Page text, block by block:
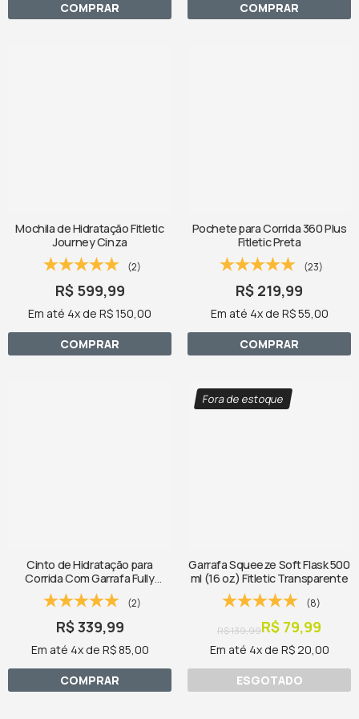
COMPRAR COMPRAR
Mochila de Hidratação Fitletic
Journey Cinza
(2)
R$ 599,99
Em até 4x de R$ 150,00
COMPRAR
Pochete para Corrida 360 Plus
Fitletic Preta
(23)
R$ 219,99
Em até 4x de R$ 55,00
COMPRAR
Cinto de Hidratação para
Corrida Com Garrafa Fully
Loaded Fitletic Preto
(2)
R$ 339,99
Em até 4x de R$ 85,00
COMPRAR
Fora de estoque
Garrafa Squeeze Soft Flask 500
ml (16 oz) Fitletic Transparente
(8)
R$ 79,99
R$ 139,99
Em até 4x de R$ 20,00
ESGOTADO